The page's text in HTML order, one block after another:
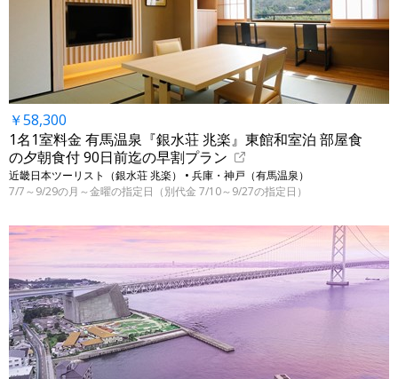
￥58,300
1名1室料金 有馬温泉『銀水荘 兆楽』東館和室泊 部屋食
の夕朝食付 90日前迄の早割プラン
近畿日本ツーリスト（銀水荘 兆楽） • 兵庫・神戸（有馬温泉）
7/7～9/29の月～金曜の指定日（別代金 7/10～9/27の指定日）
←